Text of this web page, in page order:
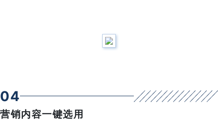
04
营销内容一键选用